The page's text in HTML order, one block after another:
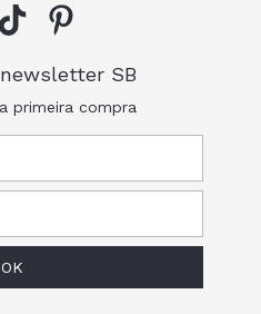
SB
primeira compra